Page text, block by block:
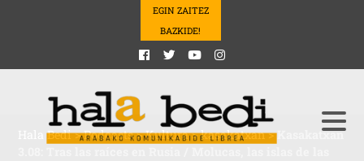
EGIN ZAITEZ
BAZKIDE!
Hala Bedi>Podcasts>Kultura>kasakatxan> Kasakatxan